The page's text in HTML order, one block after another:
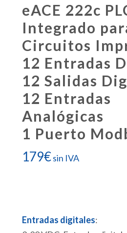
eACE 222c
Integrado
Circuitos
12 Entradas
12 Salidas
12 Entradas
Analógicas
1 Puerto
179€sin IVA
Entradas digitales: